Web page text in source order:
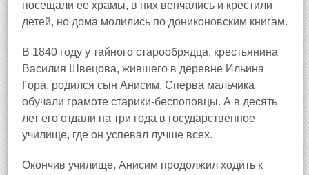
посещали ее храмы, в них венчались и крестили
детей, но дома молились по дониконовским книгам.
В 1840 году у тайного старообрядца, крестьянина
Василия Швецова, жившего в деревне Ильина
Гора, родился сын Анисим. Сперва мальчика
обучали грамоте старики‑беспоповцы. А в десять
лет его отдали на три года в государственное
училище, где он успевал лучше всех.
Окончив училище, Анисим продолжил ходить к